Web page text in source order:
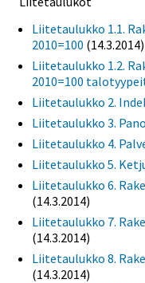
Liitetaulukko 1.1.
2010=100 (14.3.2014)
Liitetaulukko 1.2.
2010=100
Liitetaulukko 2.
Liitetaulukko 3.
Liitetaulukko 4.
Liitetaulukko 5.
Liitetaulukko 6.
(14.3.2014)
Liitetaulukko 7.
(14.3.2014)
Liitetaulukko 8.
(14.3.2014)